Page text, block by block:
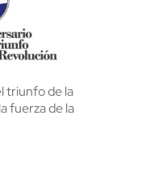
triunfo de la
fuerza de la